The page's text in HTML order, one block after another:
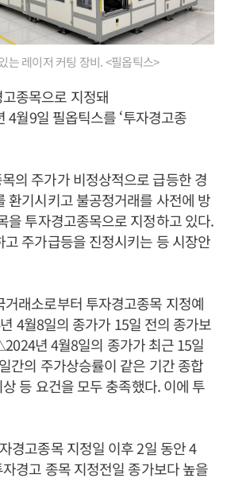
레이저 커팅 장비. <필옵틱스>
종목으로 지정돼
4월9일 필옵틱스를 ‘투자경고종
의 주가가 비정상적으로 급등한 경
환기시키고 불공정거래를 사전에 방
을 투자경고종목으로 지정하고 있다.
주가급등을 진정시키는 등 시장안
래소로부터 투자경고종목 지정예
4월8일의 종가가 15일 전의 종가보
년 4월8일의 종가가 최근 15일
간의 주가상승률이 같은 기간 종합
등 요건을 모두 충족했다. 이에 투
경고종목 지정일 이후 2일 동안 4
경고 종목 지정전일 종가보다 높을